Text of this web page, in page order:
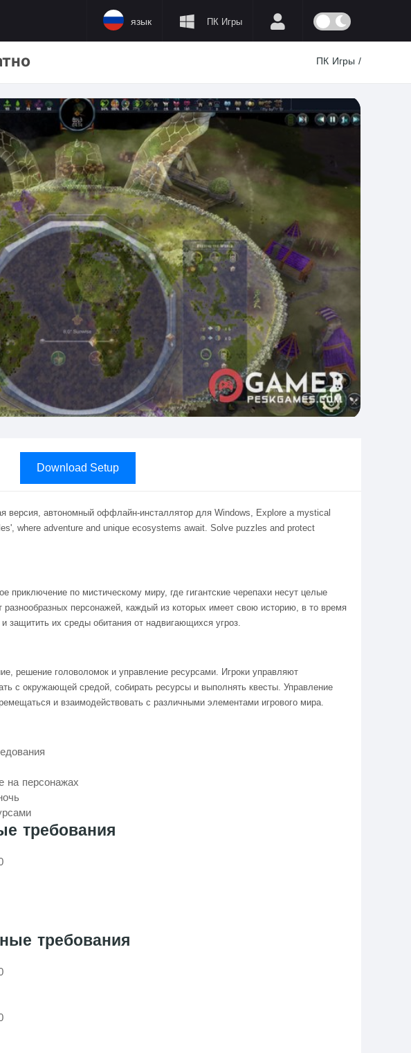
ПК Игры
язык
ПК Игры /
Download Setup
версия, автономный оффлайн-инсталлятор для Windows, Explore a mystical
where adventure and unique ecosystems await. Solve puzzles and protect
приключение по мистическому миру, где гигантские черепахи несут целые
разнообразных персонажей, каждый из которых имеет свою историю, в то время
защитить их среды обитания от надвигающихся угроз.
решение головоломок и управление ресурсами. Игроки управляют
с окружающей средой, собирать ресурсы и выполнять квесты. Управление
и взаимодействовать с различными элементами игрового мира.
на персонажах
требования
требования